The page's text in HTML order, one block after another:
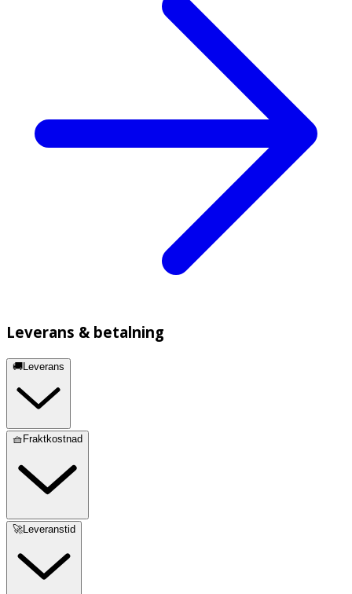
Leverans & betalning
🚚Leverans
🧺Fraktkostnad
🚀Leveranstid